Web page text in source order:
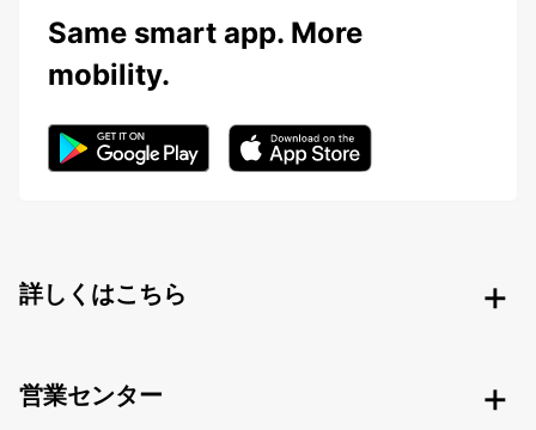
Same smart app. More
mobility.
詳しくはこちら
営業センター